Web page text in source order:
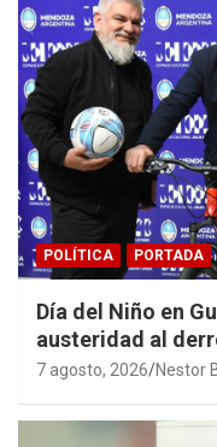
POLÍTICA PORTADA
Día del Niño en
austeridad al
7 agosto, 2026 Nestor